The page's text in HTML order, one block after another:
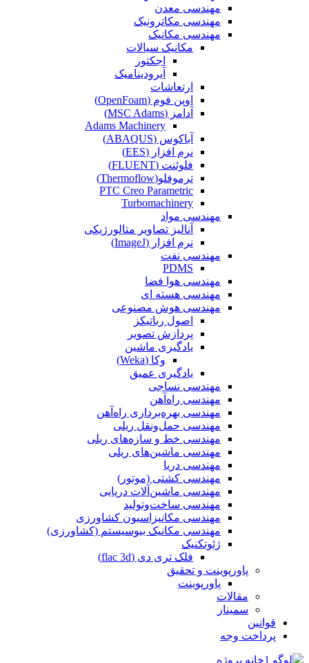
مهندسی معدن
مهندسی مکاترونیک
مهندسی مکانیک
مکانیک سیالات
اجکتور
آیرودینامیک
ارتعاشات
اوپن فوم (OpenFoam)
آدامز (MSC Adams)
Adams Machinery
آباکوس (ABAQUS)
نرم افزار (EES)
فلوئنت (FLUENT)
ترموفلو(Thermoflow)
PTC Creo Parametric
Turbomachinery
مهندسی مواد
آنالیز تصاویر متالورژیکی
نرم افزار (ImageJ)
مهندسی نفت
PDMS
مهندسی هوا فضا
مهندسی هسته ای
مهندسی هوش مصنوعی
اصول رباتیکز
پردازش تصویر
یادگیری ماشین
وکا (Weka)
یادگیری عمیق
مهندسی نساجی
مهندسی راه‌آهن
مهندسی بهره‌برداری راه‌آهن
مهندسی حمل‌ونقل ریلی
مهندسی خط و سازه‌های ریلی
مهندسی ماشین‌های ریلی
مهندسی دریا
مهندسی کشتی (موتور)
مهندسی ماشین‌آلات دریایی
مهندسی ساخت‌وتولید
مهندسی مکانیزاسیون کشاورزی
مهندسی مکانیک بیوسیستم (کشاورزی)
ژئوتکنیک
فلک تری دی (flac 3d)
پاورپوینت و تحقیق
پاورپوینت
مقالات
سمینار
قوانین
پرداخت وجه